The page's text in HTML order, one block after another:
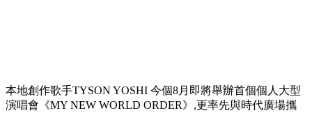
本地創作歌手TYSON YOSHI 今個8月即將舉辦首個個人大型
演唱會《MY NEW WORLD ORDER》,更率先與時代廣場攜